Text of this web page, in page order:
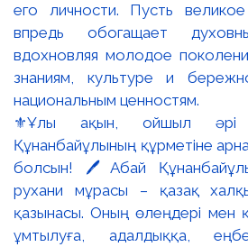
⚜️Ұлы ақын, ойшыл әрі
Құнанбайұлының құрметіне
болсын! 🖊️Абай
рухани мұрасы – қазақ
қазынасы. Оның өлеңдері мен
ұмтылуға, адалдыққа,